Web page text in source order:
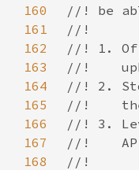
160
161
162
163
164
165
166
167
168